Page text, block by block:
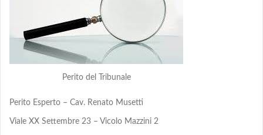
Perito del Tribunale
Perito Esperto – Cav. Renato Musetti
Viale XX Settembre 23 – Vicolo Mazzini 2